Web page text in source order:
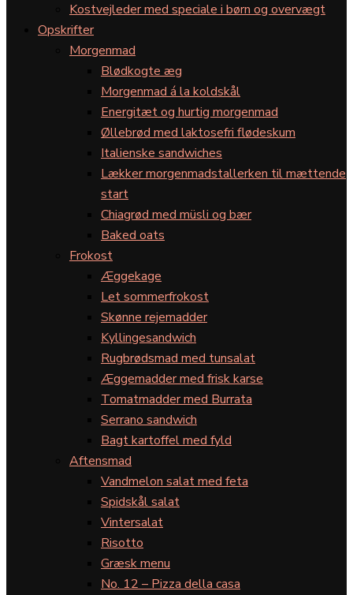
Kostvejleder med speciale i børn og overvægt
Opskrifter
Morgenmad
Blødkogte æg
Morgenmad á la koldskål
Energitæt og hurtig morgenmad
Øllebrød med laktosefri flødeskum
Italienske sandwiches
Lækker morgenmadstallerken til mættende
start
Chiagrød med müsli og bær
Baked oats
Frokost
Æggekage
Let sommerfrokost
Skønne rejemadder
Kyllingesandwich
Rugbrødsmad med tunsalat
Æggemadder med frisk karse
Tomatmadder med Burrata
Serrano sandwich
Bagt kartoffel med fyld
Aftensmad
Vandmelon salat med feta
Spidskål salat
Vintersalat
Risotto
Græsk menu
No. 12 – Pizza della casa